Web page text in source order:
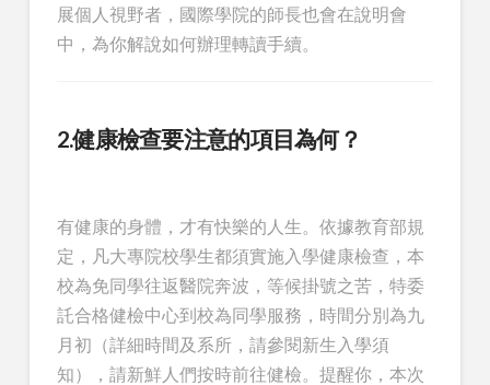
展個人視野者，國際學院的師長也會在說明會
中，為你解說如何辦理轉讀手續。
2.健康檢查要注意的項目為何？
有健康的身體，才有快樂的人生。依據教育部規
定，凡大專院校學生都須實施入學健康檢查，本
校為免同學往返醫院奔波，等候掛號之苦，特委
託合格健檢中心到校為同學服務，時間分別為九
月初（詳細時間及系所，請參閱新生入學須
知），請新鮮人們按時前往健檢。提醒你，本次